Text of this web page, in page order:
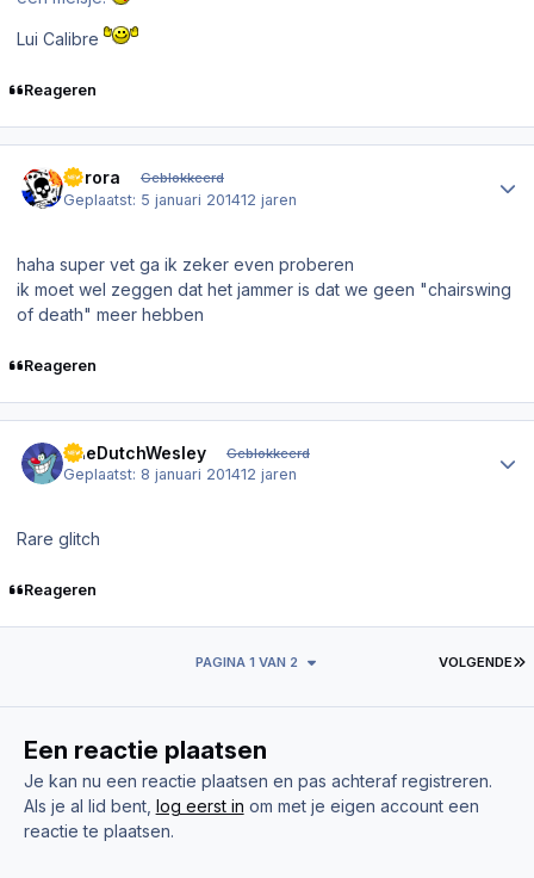
Lui Calibre
Reageren
aerora Geblokkeerd
Geplaatst: 5 januari 201412 jaren
haha super vet ga ik zeker even proberen
ik moet wel zeggen dat het jammer is dat we geen "chairswing
of death" meer hebben
Reageren
TheDutchWesley Geblokkeerd
Geplaatst: 8 januari 201412 jaren
Rare glitch
Reageren
VOLGENDE
PAGINA 1 VAN 2
Een reactie plaatsen
Je kan nu een reactie plaatsen en pas achteraf registreren.
Als je al lid bent, log eerst in om met je eigen account een
reactie te plaatsen.